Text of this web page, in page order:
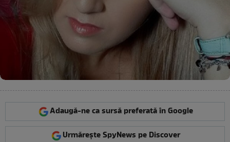
Adaugă-ne ca sursă preferată în Google
Urmărește SpyNews pe Discover